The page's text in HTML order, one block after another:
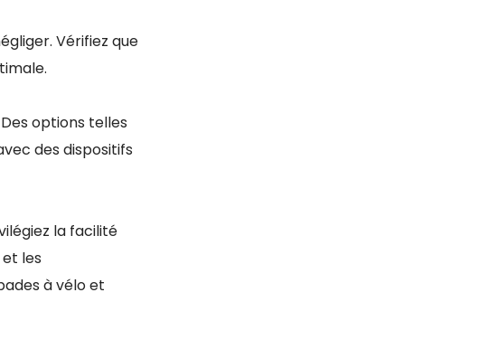
Vérifiez que
options telles
des dispositifs
la facilité
les
à vélo et